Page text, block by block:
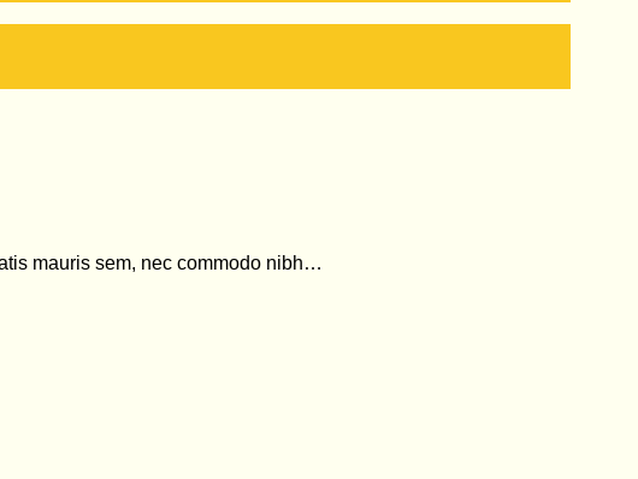
mauris sem, nec commodo nibh…